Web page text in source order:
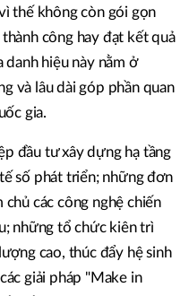
thế không còn gói gọn
công hay đạt kết quả
danh hiệu này nằm ở
và lâu dài góp phần quan
gia.
đầu tư xây dựng hạ tầng
số phát triển; những đơn
các công nghệ chiến
những tổ chức kiên trì
cao, thúc đẩy hệ sinh
giải pháp "Make in